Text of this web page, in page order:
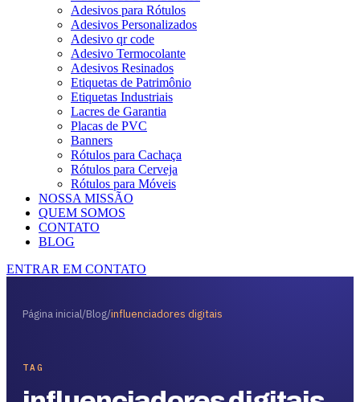
Adesivos para Rótulos
Adesivos Personalizados
Adesivo qr code
Adesivo Termocolante
Adesivos Resinados
Etiquetas de Patrimônio
Etiquetas Industriais
Lacres de Garantia
Placas de PVC
Banners
Rótulos para Cachaça
Rótulos para Cerveja
Rótulos para Móveis
NOSSA MISSÃO
QUEM SOMOS
CONTATO
BLOG
ENTRAR EM CONTATO
Página inicial/Blog/influenciadores digitais
TAG